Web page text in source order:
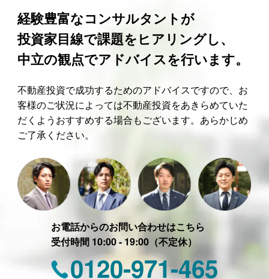
経験豊富なコンサルタントが
投資家目線で課題をヒアリングし、
中立の観点でアドバイスを行います。
不動産投資で成功するためのアドバイスですので、お
客様のご状況によっては不動産投資をあきらめていた
だくようおすすめする場合もございます。あらかじめ
ご了承ください。
お電話からのお問い合わせはこちら
受付時間 10:00 - 19:00（不定休）
0120-971-465